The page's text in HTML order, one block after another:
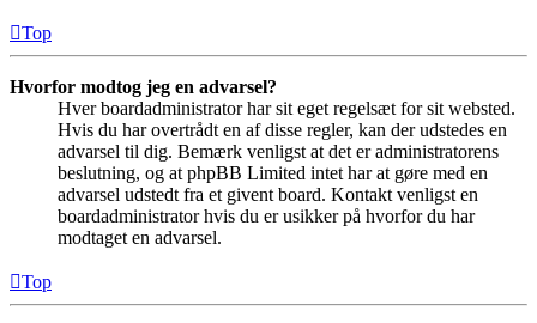
Top
Hvorfor modtog jeg en advarsel?
Hver boardadministrator har sit eget regelsæt for sit websted.
Hvis du har overtrådt en af disse regler, kan der udstedes en
advarsel til dig. Bemærk venligst at det er administratorens
beslutning, og at phpBB Limited intet har at gøre med en
advarsel udstedt fra et givent board. Kontakt venligst en
boardadministrator hvis du er usikker på hvorfor du har
modtaget en advarsel.
Top